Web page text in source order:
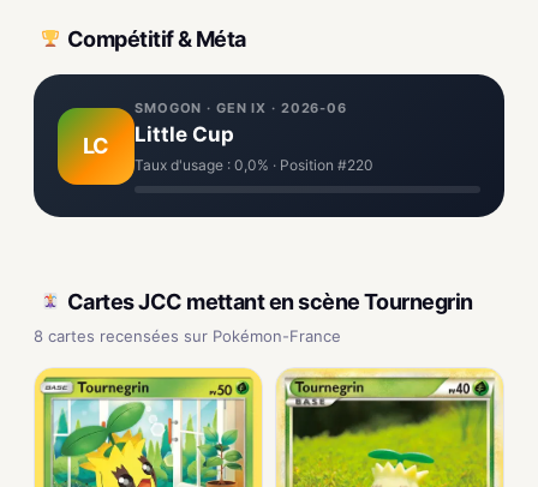
Compétitif & Méta
LC
SMOGON · GEN IX · 2026-06
Little Cup
Taux d'usage : 0,0% · Position #220
Cartes JCC mettant en scène Tournegrin
8 cartes recensées sur Pokémon-France